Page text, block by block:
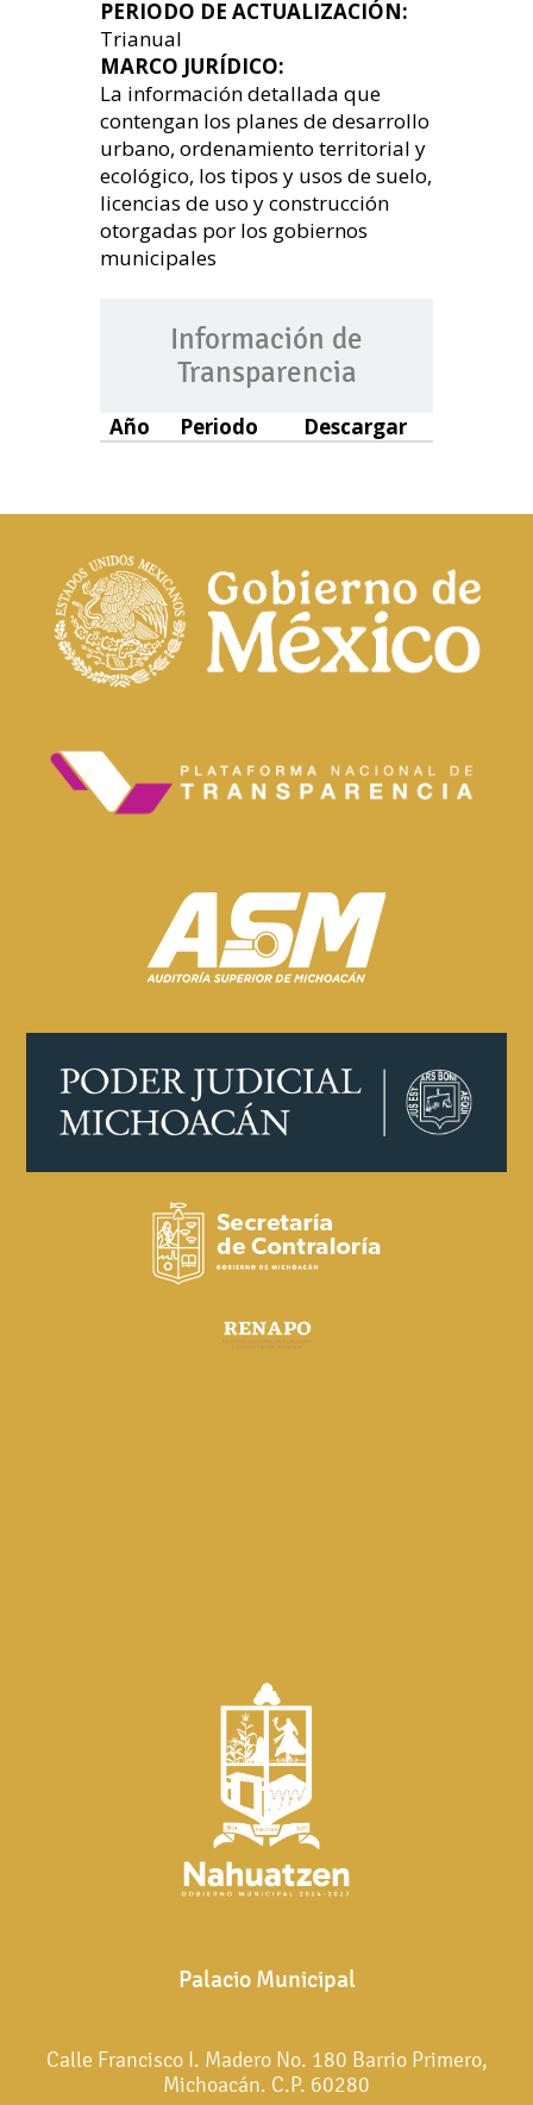
PERIODO DE ACTUALIZACIÓN:
Trianual
MARCO JURÍDICO:
La información detallada que
contengan los planes de desarrollo
urbano, ordenamiento territorial y
ecológico, los tipos y usos de suelo,
licencias de uso y construcción
otorgadas por los gobiernos
municipales
Información de
Transparencia
Año Periodo Descargar
Palacio Municipal
Calle Francisco I. Madero No. 180 Barrio Primero,
Michoacán. C.P. 60280